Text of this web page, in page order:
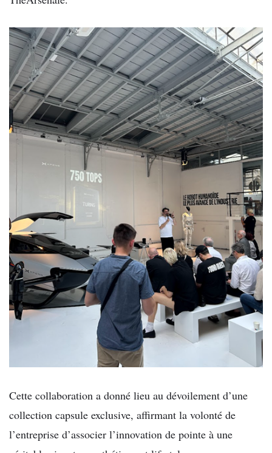
Cette collaboration a donné lieu au dévoilement d’une
collection capsule exclusive, affirmant la volonté de
l’entreprise d’associer l’innovation de pointe à une